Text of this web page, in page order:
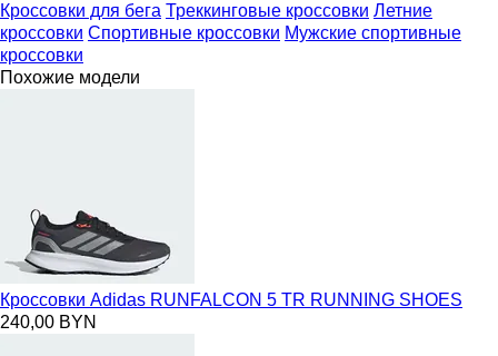
Кроссовки для бега Треккинговые кроссовки Летние
кроссовки Спортивные кроссовки Мужские спортивные
кроссовки
Похожие модели
Кроссовки Adidas RUNFALCON 5 TR RUNNING SHOES
240,00 BYN